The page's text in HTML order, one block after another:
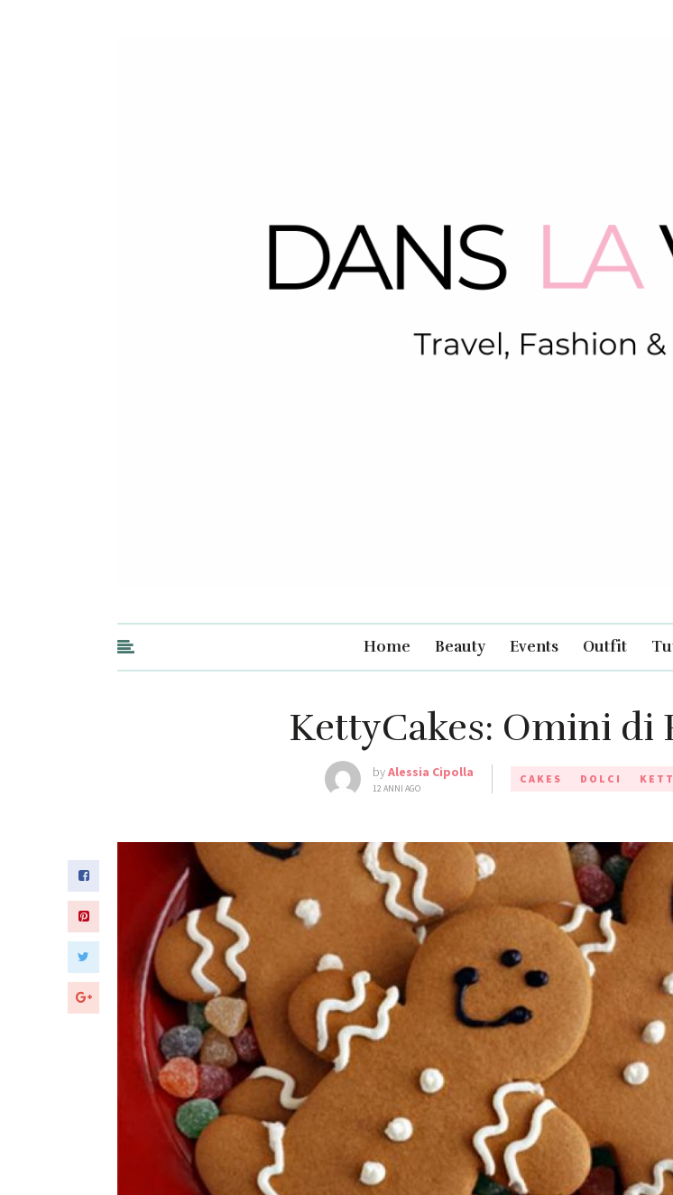
Home Beauty Events Outfit
KettyCakes: Omini di
byAlessia Cipolla
12 ANNI AGO
CAKES DOLCI